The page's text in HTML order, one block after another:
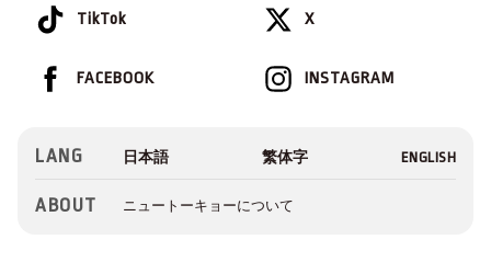
TikTok X
INSTAGRAM
FACEBOOK
LANG
ABOUT ニュートーキョーについて